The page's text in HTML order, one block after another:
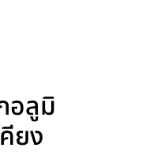
อลูมิ
ยง